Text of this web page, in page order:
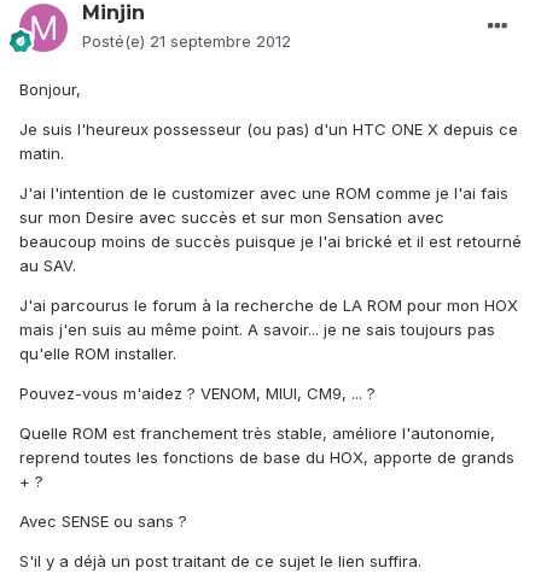
Minjin
Posté(e) 21 septembre 2012
Bonjour,
Je suis l'heureux possesseur (ou pas) d'un HTC ONE X depuis ce
matin.
J'ai l'intention de le customizer avec une ROM comme je l'ai fais
sur mon Desire avec succès et sur mon Sensation avec
beaucoup moins de succès puisque je l'ai brické et il est retourné
au SAV.
J'ai parcourus le forum à la recherche de LA ROM pour mon HOX
mais j'en suis au même point. A savoir... je ne sais toujours pas
qu'elle ROM installer.
Pouvez-vous m'aidez ? VENOM, MIUI, CM9, ... ?
Quelle ROM est franchement très stable, améliore l'autonomie,
reprend toutes les fonctions de base du HOX, apporte de grands
+ ?
Avec SENSE ou sans ?
S'il y a déjà un post traitant de ce sujet le lien suffira.